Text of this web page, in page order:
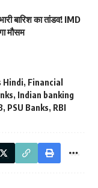
बारिश का तांडव! IMD
मौसम
Hindi, Financial
, Indian banking
, PSU Banks, RBI